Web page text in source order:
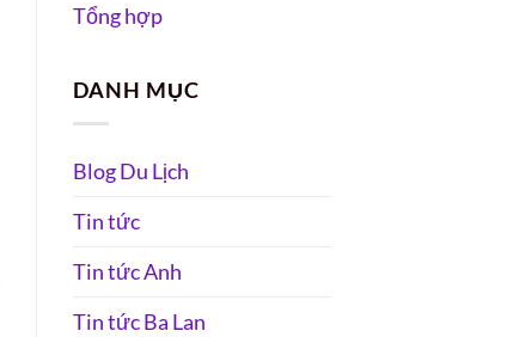
Tổng hợp
DANH MỤC
Blog Du Lịch
Tin tức
Tin tức Anh
Tin tức Ba Lan